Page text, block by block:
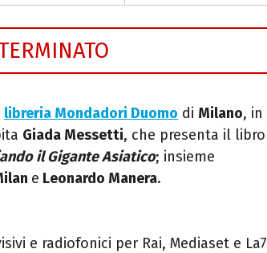
libreria Mondadori Duomo di Milano, in
Giada Messetti, che presenta il libro
il Gigante Asiatico; insieme
e Leonardo Manera.
e radiofonici per Rai, Mediaset e La7